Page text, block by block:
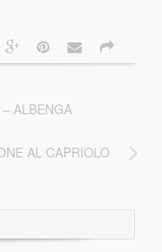
ALBENGA
AL CAPRIOLO